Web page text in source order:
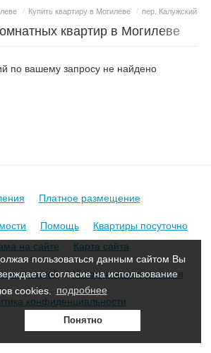
пользоваться данным сайтом Вы
согласие на использование
cookies.
подробнее
Понятно
/ Купить квартиру в Могилеве / пер. Калужский
квартир в Могилеве
по вашему запросу не найдено
Платное размещение
Помощь
Квартиры посуточно
на сайте
Карта сайта
Условия использования
конфиденциальности